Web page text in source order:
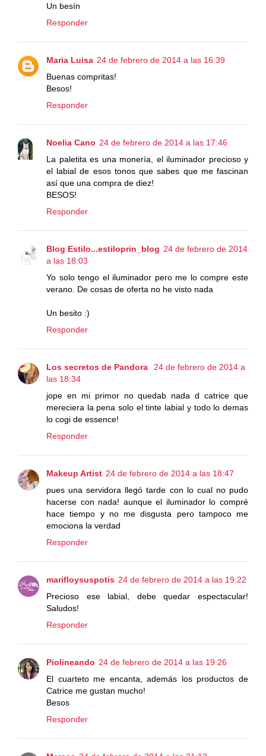
Un besín
Responder
Maria Luisa 24 de febrero de 2014 a las 16:39
Buenas compritas!
Besos!
Responder
Noelia Cano 24 de febrero de 2014 a las 17:46
La paletita es una monería, el iluminador precioso y
el labial de esos tonos que sabes que me fascinan
así que una compra de diez!
BESOS!
Responder
Blog Estilo...estiloprin_blog 24 de febrero de 2014
a las 18:03
Yo solo tengo el iluminador pero me lo compre este
verano. De cosas de oferta no he visto nada
Un besito :)
Responder
Los secretos de Pandora
24 de febrero de 2014 a
las 18:34
jope en mi primor no quedab nada d catrice que
mereciera la pena solo el tinte labial y todo lo demas
lo cogi de essence!
Responder
Makeup Artist 24 de febrero de 2014 a las 18:47
pues una servidora llegó tarde con lo cual no pudo
hacerse con nada! aunque el iluminador lo compré
hace tiempo y no me disgusta pero tampoco me
emociona la verdad
Responder
marifloysuspotis 24 de febrero de 2014 a las 19:22
Precioso ese labial, debe quedar espectacular!
Saludos!
Responder
Piolineando 24 de febrero de 2014 a las 19:26
El cuarteto me encanta, además los productos de
Catrice me gustan mucho!
Besos
Responder